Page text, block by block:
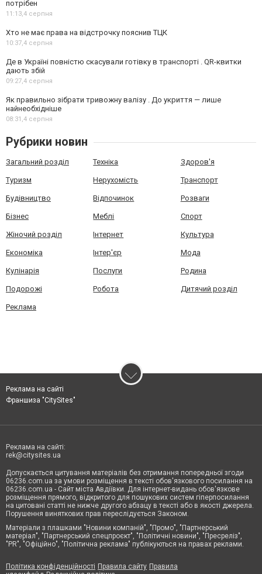
потрібен
11:13,4 серпня
Хто не має права на відстрочку пояснив ТЦК
10:37,4 серпня
Де в Україні повністю скасували готівку в транспорті . QR-квитки
дають збій
09:27,4 серпня
Як правильно зібрати тривожну валізу . До укриття — лише
найнеобхідніше
08:31,4 серпня
Рубрики новин
Загальний розділ Техніка Здоров'я
Туризм Нерухомість Транспорт
Будівництво Відпочинок Розваги
Бізнес Меблі Спорт
Жіночий розділ Інтернет Культура
Економіка Інтер'єр Мода
Кулінарія Послуги Родина
Подорожі Робота Дитячий розділ
Реклама
Реклама на сайті
Франшиза "CitySites"
Реклама на сайті:
rek@citysites.ua
Допускається цитування матеріалів без отримання попередньої згоди
06236.com.ua за умови розміщення в тексті обов'язкового посилання на
06236.com.ua - Сайт міста Авдіївки. Для інтернет-видань обов'язкове
розміщення прямого, відкритого для пошукових систем гіперпосилання
на цитовані статті не нижче другого абзацу в тексті або в якості джерела.
Порушення виняткових прав переслідується Законом.
Матеріали з плашками "Новини компаній", "Промо", "Партнерський
матеріал", "Партнерський спецпроєкт", "Політичні новини", "Пресреліз",
"PR", "Офіційно", "Політична реклама" публікуються на правах реклами.
Політика конфіденційності Правила сайту Правила